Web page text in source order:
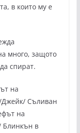
в които му е
много, защото
спират.
на
Джейк/ Съливан
на
Блинкън в